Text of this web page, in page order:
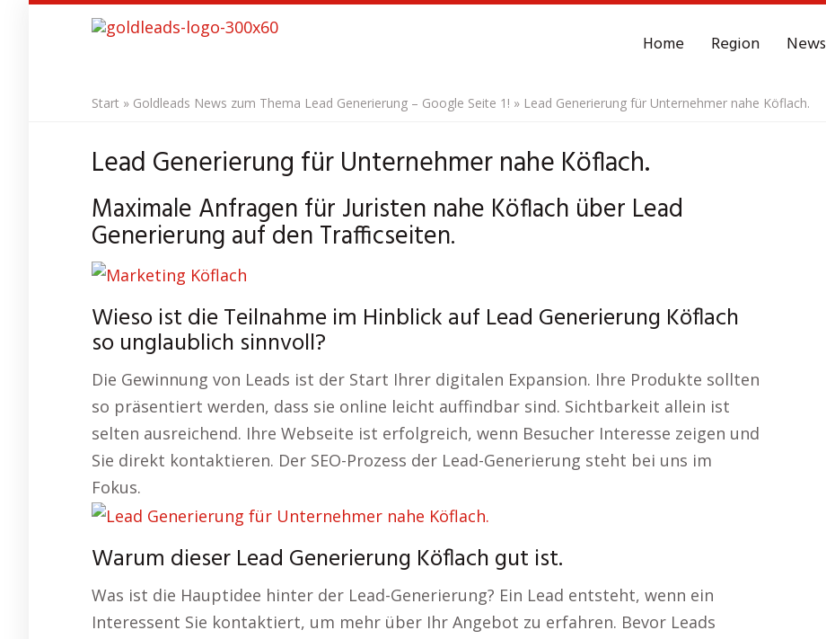
Home Region News
Start » Goldleads News zum Thema Lead Generierung – Google Seite 1! » Lead Generierung für Unternehmer nahe Köflach.
Lead Generierung für Unternehmer nahe Köflach.
Maximale Anfragen für Juristen nahe Köflach über Lead
Generierung auf den Trafficseiten.
Wieso ist die Teilnahme im Hinblick auf Lead Generierung Köflach
so unglaublich sinnvoll?
Die Gewinnung von Leads ist der Start Ihrer digitalen Expansion. Ihre Produkte sollten
so präsentiert werden, dass sie online leicht auffindbar sind. Sichtbarkeit allein ist
selten ausreichend. Ihre Webseite ist erfolgreich, wenn Besucher Interesse zeigen und
Sie direkt kontaktieren. Der SEO-Prozess der Lead-Generierung steht bei uns im
Fokus.
Warum dieser Lead Generierung Köflach gut ist.
Was ist die Hauptidee hinter der Lead-Generierung? Ein Lead entsteht, wenn ein
Interessent Sie kontaktiert, um mehr über Ihr Angebot zu erfahren. Bevor Leads